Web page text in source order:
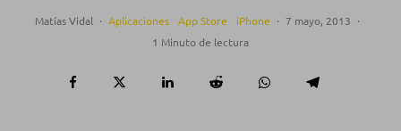
Matías Vidal · Aplicaciones App Store iPhone · 7 mayo, 2013 ·
1 Minuto de lectura